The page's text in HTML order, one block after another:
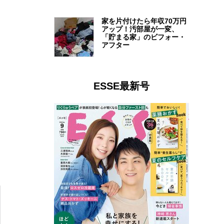
家を片付けたら年収70万円
アップ！汚部屋が一変、
「貯まる家」のビフォー・
アフター
ESSE最新号